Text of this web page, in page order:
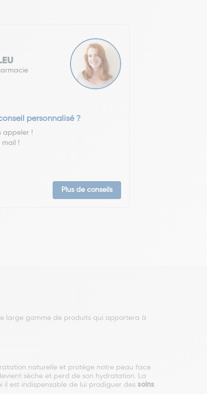
personnalisé ?
appeler !
mail !
Plus de conseils
large gamme de produits qui apportera à
naturelle et protège notre peau face
sèche et perd de son hydratation. La
il est indispensable de lui prodiguer des soins